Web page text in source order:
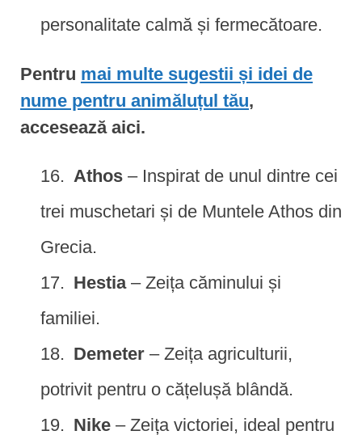
personalitate calmă și fermecătoare.
Pentru mai multe sugestii și idei de
nume pentru animăluțul tău,
accesează aici.
Athos – Inspirat de unul dintre cei
trei muschetari și de Muntele Athos din
Grecia.
Hestia– Zeița căminului și
familiei.
Demeter – Zeița agriculturii,
potrivit pentru o cățelușă blândă.
Nike – Zeița victoriei, ideal pentru